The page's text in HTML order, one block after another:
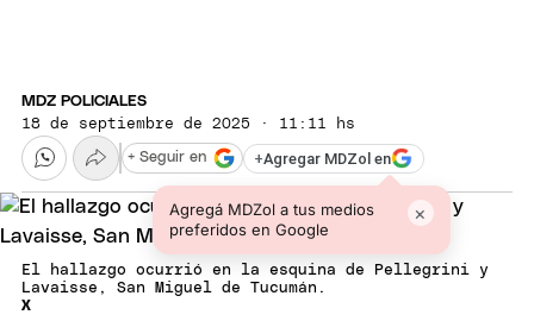
MDZ POLICIALES
18 de septiembre de 2025 · 11:11 hs
+Agregar MDZol en
Agregá MDZol a tus medios
preferidos en Google
×
+ Seguir en
El hallazgo ocurrió en la esquina de Pellegrini y
Lavaisse, San Miguel de Tucumán.
X